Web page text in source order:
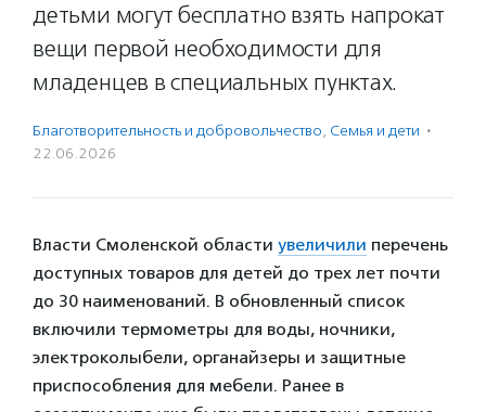
детьми могут бесплатно взять напрокат
вещи первой необходимости для
младенцев в специальных пунктах.
Благотвори­тель­ность и доброволь­чест­во, Семья и дети ·
22.06.2026
Власти Смоленской области увеличили перечень
доступных товаров для детей до трех лет почти
до 30 наименований. В обновленный список
включили термометры для воды, ночники,
электроколыбели, органайзеры и защитные
приспособления для мебели. Ранее в